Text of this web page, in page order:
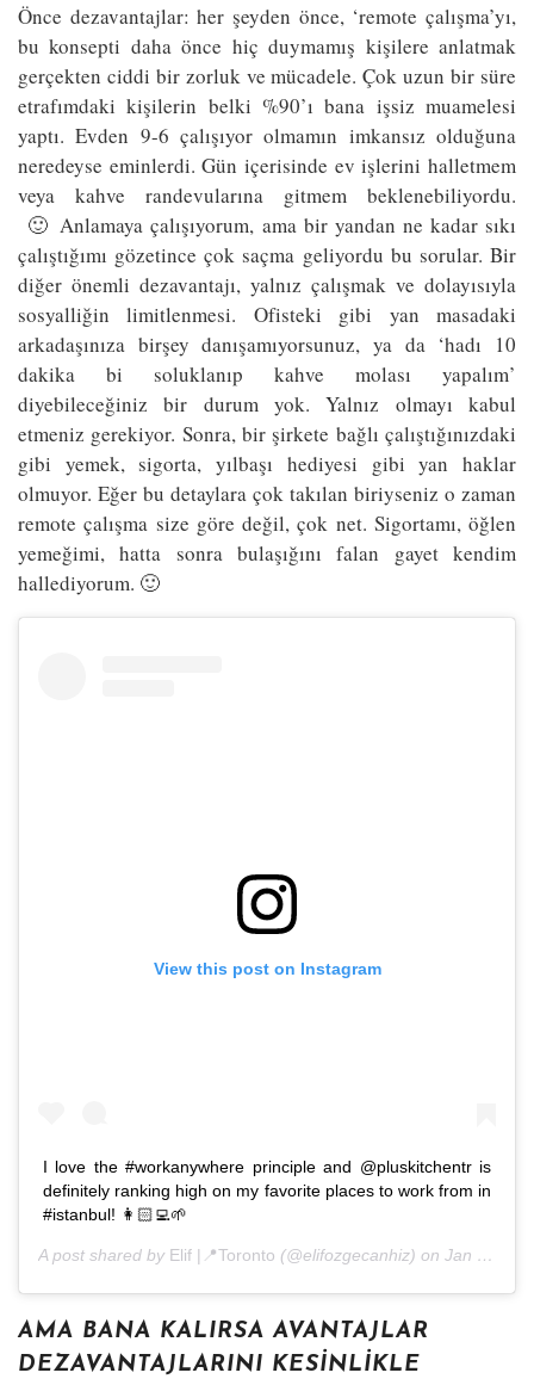
Önce dezavantajlar: her şeyden önce, ‘remote çalışma’yı,
bu konsepti daha önce hiç duymamış kişilere anlatmak
gerçekten ciddi bir zorluk ve mücadele. Çok uzun bir süre
etrafımdaki kişilerin belki %90’ı bana işsiz muamelesi
yaptı. Evden 9-6 çalışıyor olmamın imkansız olduğuna
neredeyse eminlerdi. Gün içerisinde ev işlerini halletmem
veya kahve randevularına gitmem beklenebiliyordu.
🙂 Anlamaya çalışıyorum, ama bir yandan ne kadar sıkı
çalıştığımı gözetince çok saçma geliyordu bu sorular. Bir
diğer önemli dezavantajı, yalnız çalışmak ve dolayısıyla
sosyalliğin limitlenmesi. Ofisteki gibi yan masadaki
arkadaşınıza birşey danışamıyorsunuz, ya da ‘hadı 10
dakika bi soluklanıp kahve molası yapalım’
diyebileceğiniz bir durum yok. Yalnız olmayı kabul
etmeniz gerekiyor. Sonra, bir şirkete bağlı çalıştığınızdaki
gibi yemek, sigorta, yılbaşı hediyesi gibi yan haklar
olmuyor. Eğer bu detaylara çok takılan biriyseniz o zaman
remote çalışma size göre değil, çok net. Sigortamı, öğlen
yemeğimi, hatta sonra bulaşığını falan gayet kendim
hallediyorum. 🙂
View this post on Instagram
I love the #workanywhere principle and @pluskitchentr is
definitely ranking high on my favorite places to work from in
#istanbul! 👩🏻‍💻🌱
A post shared by Elif |📍Toronto (@elifozgecanhiz) on Jan 9, 2017 at 2:30am PST
AMA BANA KALIRSA AVANTAJLAR
DEZAVANTAJLARINI KESINLIKLE